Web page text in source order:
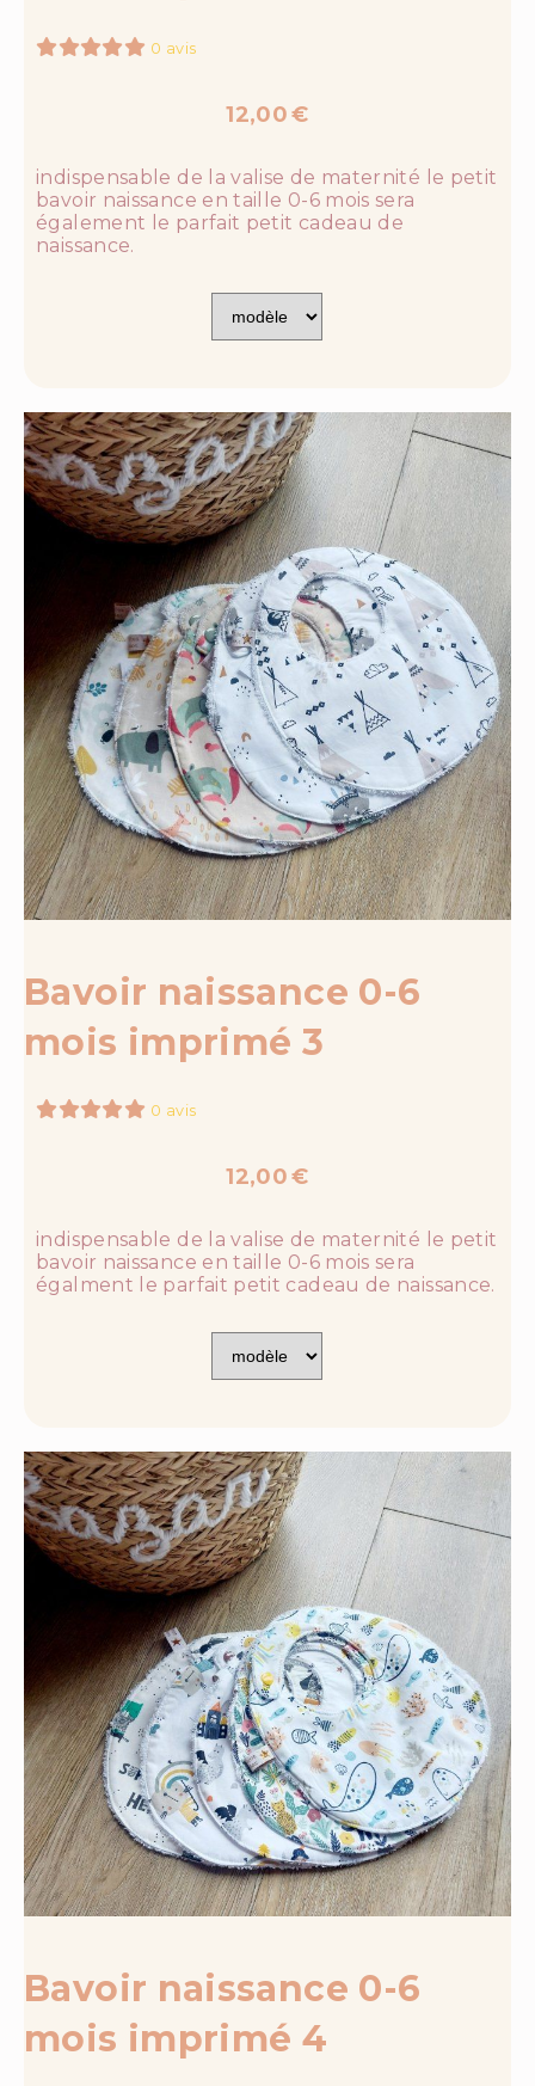
0 avis
12,00€
indispensable de la valise de maternité le petit
bavoir naissance en taille 0-6 mois sera
également le parfait petit cadeau de
naissance.
Bavoir naissance 0-6
mois imprimé 3
0 avis
12,00€
indispensable de la valise de maternité le petit
bavoir naissance en taille 0-6 mois sera
égalment le parfait petit cadeau de naissance.
Bavoir naissance 0-6
mois imprimé 4